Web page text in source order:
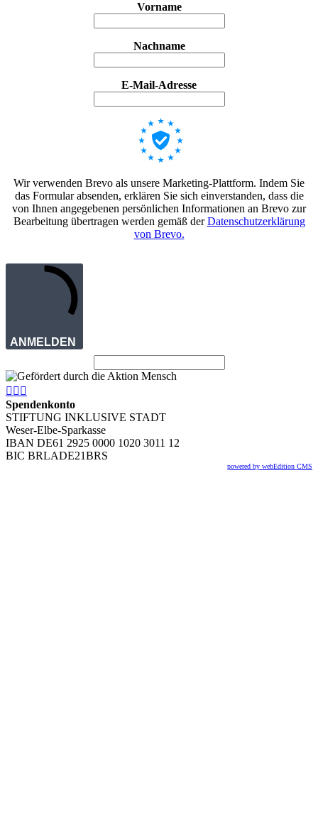
Vorname
Nachname
E-Mail-Adresse
Wir verwenden Brevo als unsere Marketing-Plattform. Indem Sie
das Formular absenden, erklären Sie sich einverstanden, dass die
von Ihnen angegebenen persönlichen Informationen an Brevo zur
Bearbeitung übertragen werden gemäß derDatenschutzerklärung
von Brevo.
ANMELDEN
  
Spendenkonto
STIFTUNG INKLUSIVE STADT
Weser-Elbe-Sparkasse
IBAN DE61 2925 0000 1020 3011 12
BIC BRLADE21BRS
powered by webEdition CMS